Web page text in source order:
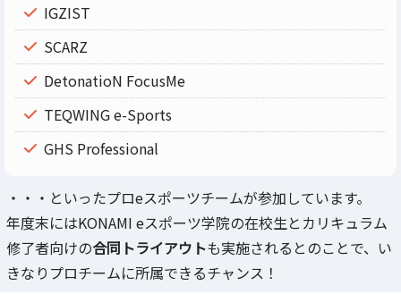
IGZIST
SCARZ
DetonatioN FocusMe
TEQWING e-Sports
GHS Professional
・・・といったプロeスポーツチームが参加しています。
年度末にはKONAMI eスポーツ学院の在校生とカリキュラム
修了者向けの合同トライアウトも実施されるとのことで、い
きなりプロチームに所属できるチャンス！